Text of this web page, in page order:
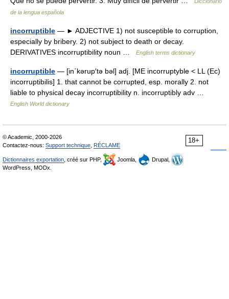
de la lengua española
incorruptible — ► ADJECTIVE 1) not susceptible to corruption,
especially by bribery. 2) not subject to death or decay.
DERIVATIVES incorruptibility noun …
English terms dictionary
incorruptible — [in΄kərup′tə bəl] adj. [ME incorruptyble < LL (Ec)
incorruptibilis] 1. that cannot be corrupted, esp. morally 2. not
liable to physical decay incorruptibility n. incorruptibly adv …
English World dictionary
18+
© Academic, 2000-2026
Contactez-nous: Support technique RÉCLAME
Dictionnaires exportation , créé sur PHP, Joomla,
Drupal,
WordPress, MODx.